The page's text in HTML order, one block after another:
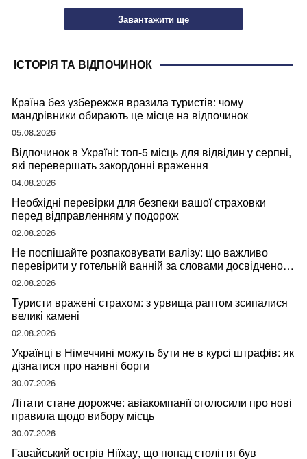
Завантажити ще
ІСТОРІЯ ТА ВІДПОЧИНОК
Країна без узбережжя вразила туристів: чому
мандрівники обирають це місце на відпочинок
05.08.2026
Відпочинок в Україні: топ-5 місць для відвідин у серпні,
які перевершать закордонні враження
04.08.2026
Необхідні перевірки для безпеки вашої страховки
перед відправленням у подорож
02.08.2026
Не поспішайте розпаковувати валізу: що важливо
перевірити у готельній ванній за словами досвідченої
мандрівниці
02.08.2026
Туристи вражені страхом: з урвища раптом зсипалися
великі камені
02.08.2026
Українці в Німеччині можуть бути не в курсі штрафів: як
дізнатися про наявні борги
30.07.2026
Літати стане дорожче: авіакомпанії оголосили про нові
правила щодо вибору місць
30.07.2026
Гавайський острів Ніїхау, що понад століття був